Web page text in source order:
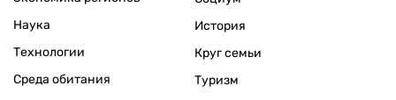
Наука
Технологии
Среда обитания
История
Круг семьи
Туризм